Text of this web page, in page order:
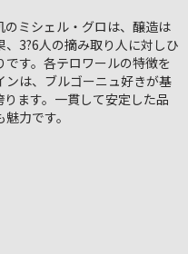
ミシェル・グロは、醸造は
3?6人の摘み取り人に対しひ
す。各テロワールの特徴を
は、ブルゴーニュ好きが基
ます。一貫して安定した品
力です。